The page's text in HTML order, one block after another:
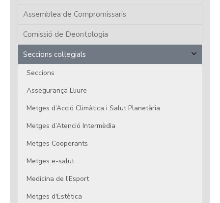
Assemblea de Compromissaris
Comissió de Deontologia
Seccions col·legials
Seccions
Assegurança Lliure
Metges d’Acció Climàtica i Salut Planetària
Metges d’Atenció Intermèdia
Metges Cooperants
Metges e-salut
Medicina de l'Esport
Metges d'Estètica